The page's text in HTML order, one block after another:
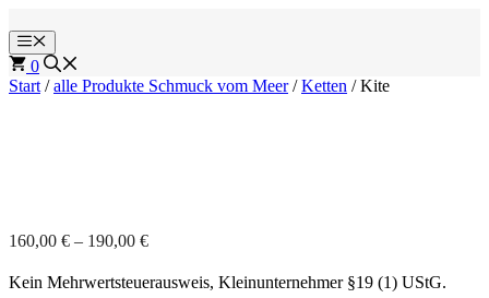
Inhalt
springen
Menü
0
Start /alle Produkte Schmuck vom Meer/Ketten / Kite
160,00 € – 190,00 €
Kein Mehrwertsteuerausweis, Kleinunternehmer §19 (1) UStG.